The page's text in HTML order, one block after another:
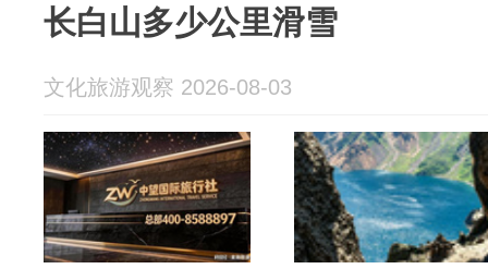
长白山多少公里滑雪
文化旅游观察 2026-08-03